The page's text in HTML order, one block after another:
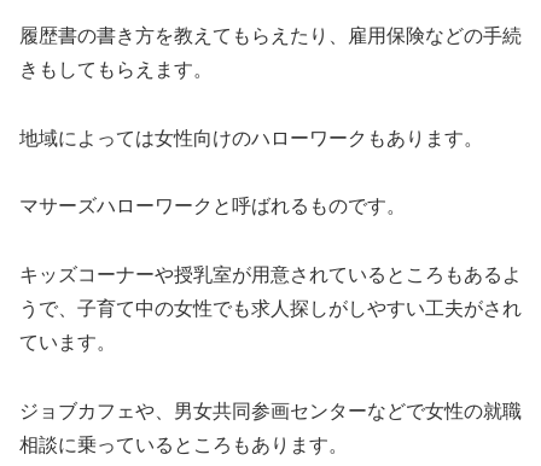
履歴書の書き方を教えてもらえたり、雇用保険などの手続
きもしてもらえます。
地域によっては女性向けのハローワークもあります。
マサーズハローワークと呼ばれるものです。
キッズコーナーや授乳室が用意されているところもあるよ
うで、子育て中の女性でも求人探しがしやすい工夫がされ
ています。
ジョブカフェや、男女共同参画センターなどで女性の就職
相談に乗っているところもあります。